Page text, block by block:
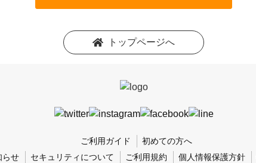
トップページへ
ご利用ガイド
初めての方へ
らせ
セキュリティについて ご利用規約 個人情報保護方針